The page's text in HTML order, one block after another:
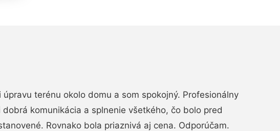
úpravu terénu okolo domu a som spokojný. Profesionálny
dobrá komunikácia a splnenie všetkého, čo bolo pred
Rovnako bola priaznivá aj cena. Odporúčam.